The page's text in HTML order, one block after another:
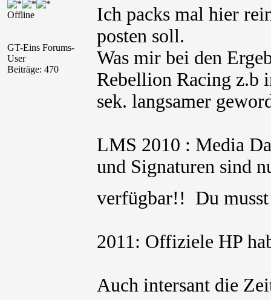
Offline
GT-Eins Forums-
User
Beiträge: 470
Ich packs mal hier
posten soll.
Was mir bei den
Rebellion Racing z.b
sek. langsamer
LMS 2010 : Media
und Signaturen sind
verfügbar!! Du
2011: Offiziele HP
Auch intersant die